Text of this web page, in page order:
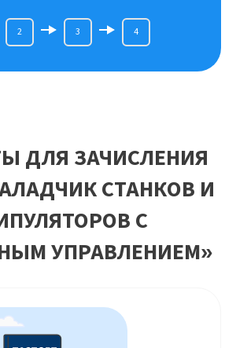
2 3 4
ДЛЯ ЗАЧИСЛЕНИЯ
СТАНКОВ И
С
УПРАВЛЕНИЕМ»